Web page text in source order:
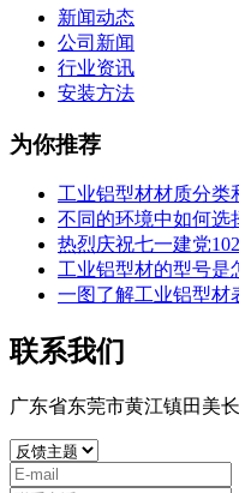
新闻动态
公司新闻
行业资讯
安装方法
为你推荐
工业铝型材材质分类
不同的环境中如何选
热烈庆祝七一建党
工业铝型材的型号是
一图了解工业铝型材
联系我们
广东省东莞市黄江镇田美